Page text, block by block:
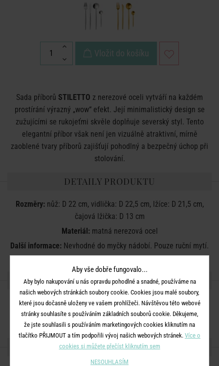
Vložit do košíku
Sada příborů STILETTO z nerezové oceli vytváří na každém
prostírání výrazný „wow“ efekt. Její minimalistický design se
zužujícími se rukojeťmi skvěle doplňuje severský styl. Tento
elegantní příbor však není jen vizuálně atraktivní, mírně
zaoblené tvary příborů zajišťují pohodlný a bezpečný úchop při
stolování.
DETAILY PRODUKTU
Rozměry: nůž: D 22 cm, vidlička: D 22,5 cm, lžíce: D 21,5 cm,
čajová lžička: D 13 cm
Materiál: matná nerezová ocel
Další informace: Nevhodné do myčky nádobí. Pouze ruční mytí.
SDÍLEJTE S PŘÁTELI
DALŠÍ PRODUKTY ZE SÉRIE
Aby vše dobře fungovalo...
Aby bylo nakupování u nás opravdu pohodlné a snadné, používáme na
našich webových stránkách soubory cookie. Cookies jsou malé soubory,
které jsou dočasně uloženy ve vašem prohlížeči. Návštěvou této webové
stránky souhlasíte s používáním základních souborů cookie. Děkujeme,
že jste souhlasili s používáním marketingových cookies kliknutím na
tlačítko PŘIJMOUT a tím podpořili vývoj našich webových stránek. Více o
cookies si můžete přečíst kliknutím sem
NESOUHLASÍM